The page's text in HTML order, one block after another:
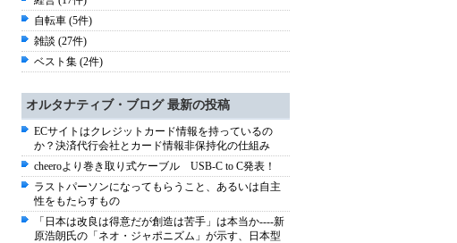
自転車 (5件)
雑談 (27件)
ベスト集 (2件)
オルタナティブ・ブログ 最新の投稿
ECサイトはクレジットカード情報を持っているの
か？決済代行会社とカード情報非保持化の仕組み
cheeroより巻き取り式ケーブル USB-C to C発表！
ラストパーソンになってもらうこと、あるいは自主
性をもたらすもの
「日本は改良は得意だが創造は苦手」は本当か----新
原浩朗氏の「ネオ・ジャポニズム」が示す、日本型